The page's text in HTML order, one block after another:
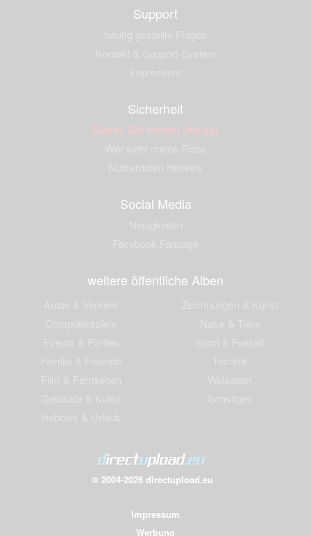
Support
Sicherheit
Dieses Bild melden (Abuse)
Social Media
weitere öffentliche Alben
© 2004-2026 directupload.eu
Impressum
Werbung